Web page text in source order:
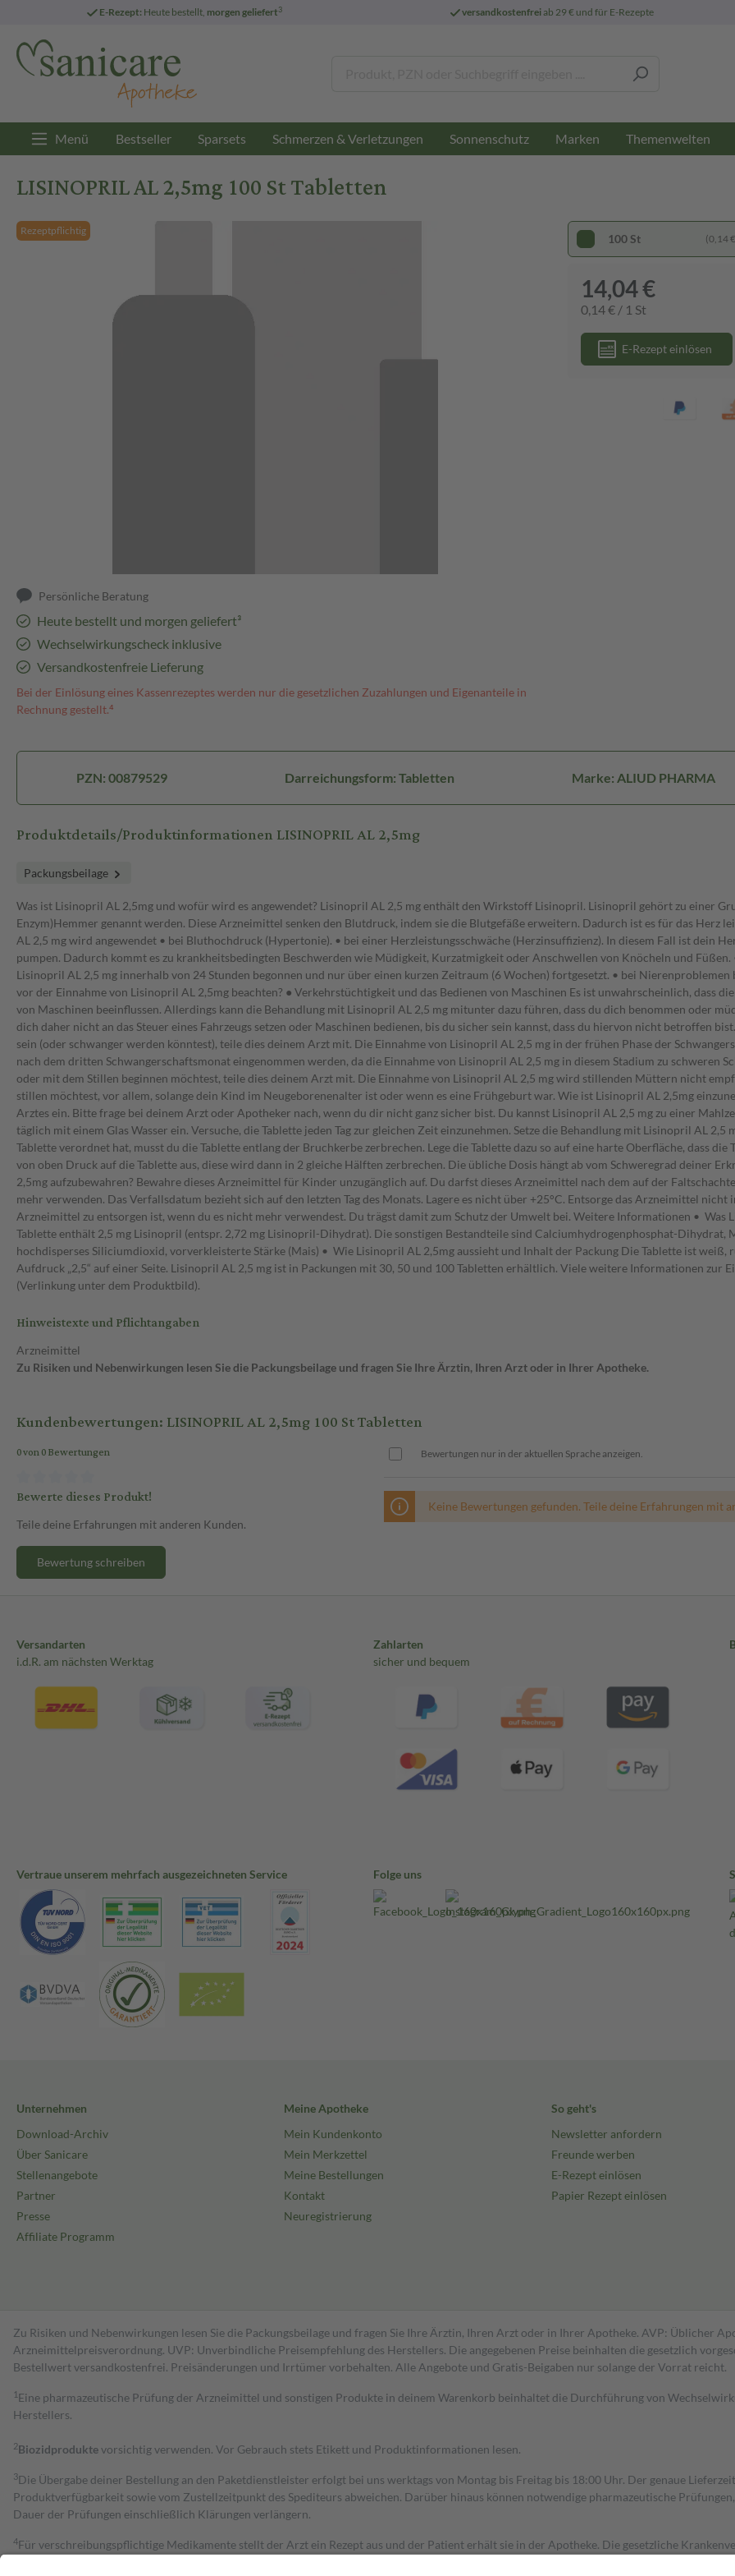
E-Rezept: Heute bestellt, morgen geliefert3 versandkostenfreiab 29 € und für E-Rezepte
Menü Bestseller Sparsets Schmerzen & Verletzungen Sonnenschutz Marken Themenwelten
LISINOPRIL AL 2,5mg 100 St Tabletten
Rezeptpflichtig
Persönliche Beratung
Heute bestellt und morgen geliefert³
Wechselwirkungscheck inklusive
Versandkostenfreie Lieferung
Bei der Einlösung eines Kassenrezeptes werden nur die gesetzlichen Zuzahlungen und Eigenanteile in
Rechnung gestellt.⁴
100 St (0,14
14,04 €
0,14 € / 1 St
E-Rezept einlösen
PZN: 00879529 Darreichungsform: Tabletten Marke: ALIUD PHARMA
Produktdetails/Produktinformationen LISINOPRIL AL 2,5mg
Packungsbeilage
Was ist Lisinopril AL 2,5mg und wofür wird es angewendet? Lisinopril AL 2,5 mg enthält den Wirkstoff Lisinopril. Lisinopril gehört zu einer
Enzym)Hemmer genannt werden. Diese Arzneimittel senken den Blutdruck, indem sie die Blutgefäße erweitern. Dadurch ist es für das Herz
AL 2,5 mg wird angewendet • bei Bluthochdruck (Hypertonie). • bei einer Herzleistungsschwäche (Herzinsuffizienz). In diesem Fall ist dein
pumpen. Dadurch kommt es zu krankheitsbedingten Beschwerden wie Müdigkeit, Kurzatmigkeit oder Anschwellen von Knöcheln und
Lisinopril AL 2,5 mg innerhalb von 24 Stunden begonnen und nur über einen kurzen Zeitraum (6 Wochen) fortgesetzt. • bei
vor der Einnahme von Lisinopril AL 2,5mg beachten? ● Verkehrstüchtigkeit und das Bedienen von Maschinen Es ist unwahrscheinlich, dass
von Maschinen beeinflussen. Allerdings kann die Behandlung mit Lisinopril AL 2,5 mg mitunter dazu führen, dass du dich benommen oder
dich daher nicht an das Steuer eines Fahrzeugs setzen oder Maschinen bedienen, bis du sicher sein kannst, dass du hiervon nicht betroffen
sein (oder schwanger werden könntest), teile dies deinem Arzt mit. Die Einnahme von Lisinopril AL 2,5 mg in der frühen Phase der
nach dem dritten Schwangerschaftsmonat eingenommen werden, da die Einnahme von Lisinopril AL 2,5 mg in diesem Stadium zu schweren
oder mit dem Stillen beginnen möchtest, teile dies deinem Arzt mit. Die Einnahme von Lisinopril AL 2,5 mg wird stillenden Müttern nicht
stillen möchtest, vor allem, solange dein Kind im Neugeborenenalter ist oder wenn es eine Frühgeburt war. Wie ist Lisinopril AL 2,5mg
Arztes ein. Bitte frage bei deinem Arzt oder Apotheker nach, wenn du dir nicht ganz sicher bist. Du kannst Lisinopril AL 2,5 mg zu einer
täglich mit einem Glas Wasser ein. Versuche, die Tablette jeden Tag zur gleichen Zeit einzunehmen. Setze die Behandlung mit Lisinopril AL
Tablette verordnet hat, musst du die Tablette entlang der Bruchkerbe zerbrechen. Lege die Tablette dazu so auf eine harte Oberfläche, dass
von oben Druck auf die Tablette aus, diese wird dann in 2 gleiche Hälften zerbrechen. Die übliche Dosis hängt ab vom Schweregrad deiner
2,5mg aufzubewahren? Bewahre dieses Arzneimittel für Kinder unzugänglich auf. Du darfst dieses Arzneimittel nach dem auf der
mehr verwenden. Das Verfallsdatum bezieht sich auf den letzten Tag des Monats. Lagere es nicht über +25°C. Entsorge das Arzneimittel
Arzneimittel zu entsorgen ist, wenn du es nicht mehr verwendest. Du trägst damit zum Schutz der Umwelt bei. Weitere Informationen •
Tablette enthält 2,5 mg Lisinopril (entspr. 2,72 mg Lisinopril-Dihydrat). Die sonstigen Bestandteile sind Calciumhydrogenphosphat-Dihydrat,
hochdisperses Siliciumdioxid, vorverkleisterte Stärke (Mais) • Wie Lisinopril AL 2,5mg aussieht und Inhalt der Packung Die Tablette ist weiß,
Aufdruck „2,5“ auf einer Seite. Lisinopril AL 2,5 mg ist in Packungen mit 30, 50 und 100 Tabletten erhältlich. Viele weitere Informationen zur
(Verlinkung unter dem Produktbild).
Hinweistexte und Pflichtangaben
Arzneimittel
Zu Risiken und Nebenwirkungen lesen Sie die Packungsbeilage und fragen Sie Ihre Ärztin, Ihren Arzt oder in Ihrer Apotheke.
Kundenbewertungen: LISINOPRIL AL 2,5mg 100 St Tabletten
0 von 0 Bewertungen
Bewerte dieses Produkt!
Teile deine Erfahrungen mit anderen Kunden.
Bewertung schreiben
Bewertungen nur in der aktuellen Sprache anzeigen.
Keine Bewertungen gefunden. Teile deine Erfahrungen mit
Versandarten
i.d.R. am nächsten Werktag
Zahlarten
sicher und bequem
Vertraue unserem mehrfach ausgezeichneten Service Folge uns
Unternehmen
Download-Archiv
Über Sanicare
Stellenangebote
Partner
Presse
Affiliate Programm
Meine Apotheke
Mein Kundenkonto
Mein Merkzettel
Meine Bestellungen
Kontakt
Neuregistrierung
So geht's
Newsletter anfordern
Freunde werben
E-Rezept einlösen
Papier Rezept einlösen
Zu Risiken und Nebenwirkungen lesen Sie die Packungsbeilage und fragen Sie Ihre Ärztin, Ihren Arzt oder in Ihrer Apotheke. AVP: Üblicher
Arzneimittelpreisverordnung. UVP: Unverbindliche Preisempfehlung des Herstellers. Die angegebenen Preise beinhalten die gesetzlich
Bestell­wert versand­kosten­frei. Preisänderungen und Irrtümer vorbehalten. Alle Angebote und Gratis-Beigaben nur solange der Vorrat reicht.
1 Eine pharmazeutische Prüfung der Arzneimittel und sonstigen Produkte in deinem Warenkorb beinhaltet die Durchführung von
Herstellers.
2Biozidproduktevorsichtig verwenden. Vor Gebrauch stets Etikett und Produktinformationen lesen.
3Die Übergabe deiner Bestellung an den Paketdienstleister erfolgt bei uns werktags von Montag bis Freitag bis 18:00 Uhr. Der genaue
Produktverfügbarkeit sowie vom Zustellzeitpunkt des Spediteurs abweichen. Darüber hinaus können notwendige pharmazeutische
Dauer der Prüfungen einschließlich Klärungen verlängern.
4Für verschreibungspflichtige Medikamente stellt der Arzt ein Rezept aus und der Patient erhält sie in der Apotheke. Die gesetzliche